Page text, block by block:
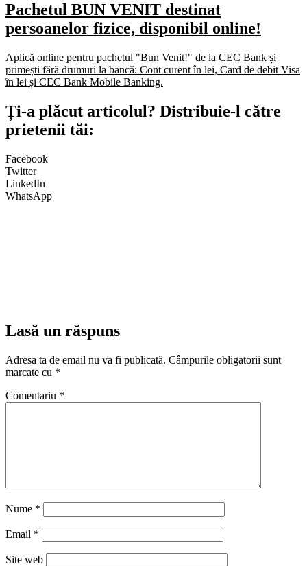
Pachetul BUN VENIT destinat
persoanelor fizice, disponibil online!
Aplică online pentru pachetul "Bun Venit!" de la CEC Bank și
primești fără drumuri la bancă: Cont curent în lei, Card de debit Visa
în lei și CEC Bank Mobile Banking.​
Ți-a plăcut articolul? Distribuie-l către
prietenii tăi:
Facebook
Twitter
LinkedIn
WhatsApp
Lasă un răspuns
Adresa ta de email nu va fi publicată. Câmpurile obligatorii sunt
marcate cu *
Comentariu *
Nume *
Email *
Site web